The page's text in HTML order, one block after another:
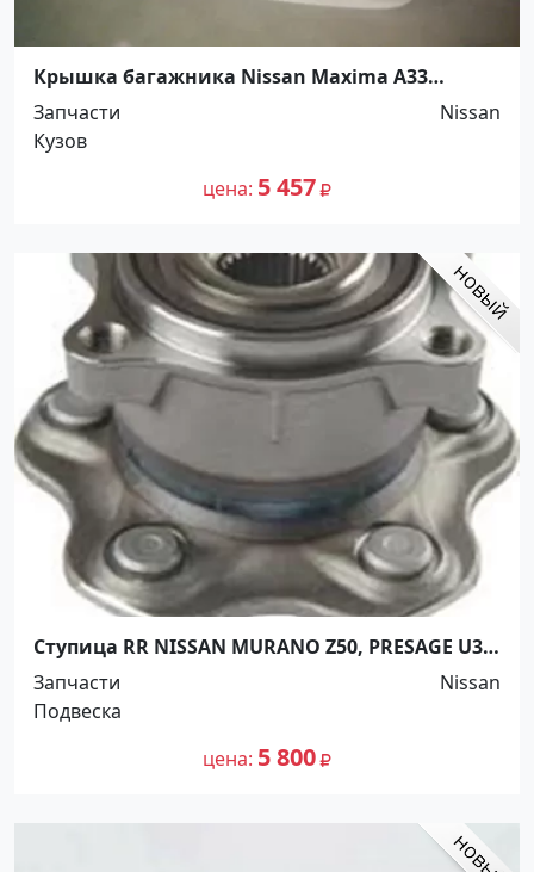
Крышка багажника Nissan Maxima A33
Краснодар
Запчасти
Nissan
Кузов
цена 5 457
Ступица RR NISSAN MURANO Z50, PRESAGE U31,
QUEST V42, TEANA #J31 4WD Краснодар
Запчасти
Nissan
Подвеска
цена 5 800